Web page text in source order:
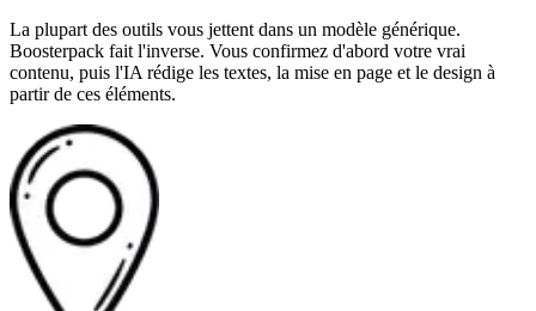
La plupart des outils vous jettent dans un modèle générique.
Boosterpack fait l'inverse. Vous confirmez d'abord votre vrai
contenu, puis l'IA rédige les textes, la mise en page et le design à
partir de ces éléments.